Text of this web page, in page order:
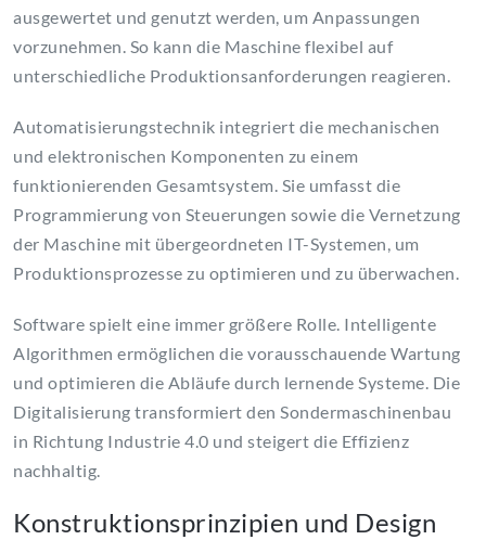
ausgewertet und genutzt werden, um Anpassungen
vorzunehmen. So kann die Maschine flexibel auf
unterschiedliche Produktionsanforderungen reagieren.
Automatisierungstechnik integriert die mechanischen
und elektronischen Komponenten zu einem
funktionierenden Gesamtsystem. Sie umfasst die
Programmierung von Steuerungen sowie die Vernetzung
der Maschine mit übergeordneten IT-Systemen, um
Produktionsprozesse zu optimieren und zu überwachen.
Software spielt eine immer größere Rolle. Intelligente
Algorithmen ermöglichen die vorausschauende Wartung
und optimieren die Abläufe durch lernende Systeme. Die
Digitalisierung transformiert den Sondermaschinenbau
in Richtung Industrie 4.0 und steigert die Effizienz
nachhaltig.
Konstruktionsprinzipien und Design